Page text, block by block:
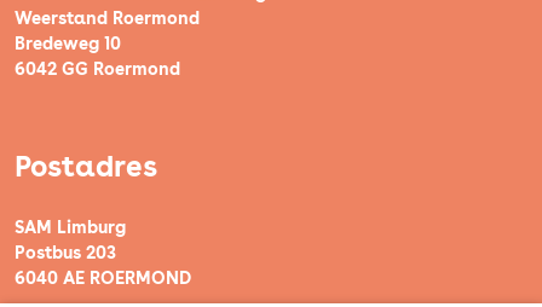
Weerstand Roermond
Bredeweg 10
6042 GG Roermond
Postadres
SAM Limburg
Postbus 203
6040 AE ROERMOND